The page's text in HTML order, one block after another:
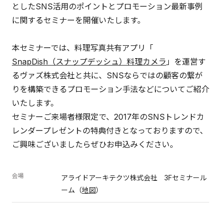
としたSNS活用のポイントとプロモーション最新事例
に関するセミナーを開催いたします。
本セミナーでは、料理写真共有アプリ「
SnapDish（スナップデッシュ）料理カメラ 」を運営す
るヴァズ株式会社と共に、SNSならではの顧客の繋が
りを構築できるプロモーション手法などについてご紹介
いたします。
セミナーご来場者様限定で、2017年のSNSトレンドカ
レンダープレゼントの特典付きとなっておりますので、
ご興味ございましたらぜひお申込みください。
会場
アライドアーキテクツ株式会社 3Fセミナール
ーム（地図）